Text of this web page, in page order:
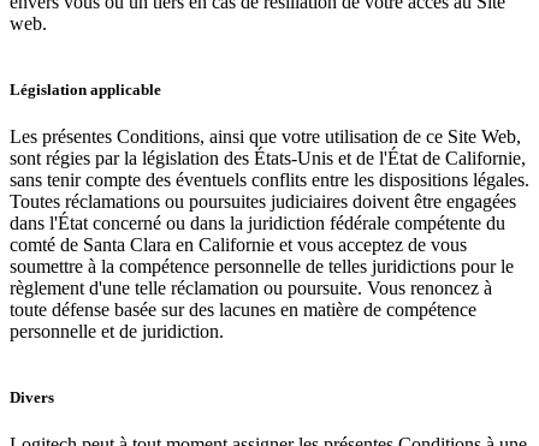
web.
Législation applicable
Les présentes Conditions, ainsi que votre utilisation de ce Site Web,
sont régies par la législation des États-Unis et de l'État de Californie,
sans tenir compte des éventuels conflits entre les dispositions légales.
Toutes réclamations ou poursuites judiciaires doivent être engagées
dans l'État concerné ou dans la juridiction fédérale compétente du
comté de Santa Clara en Californie et vous acceptez de vous
soumettre à la compétence personnelle de telles juridictions pour le
règlement d'une telle réclamation ou poursuite. Vous renoncez à
toute défense basée sur des lacunes en matière de compétence
personnelle et de juridiction.
Divers